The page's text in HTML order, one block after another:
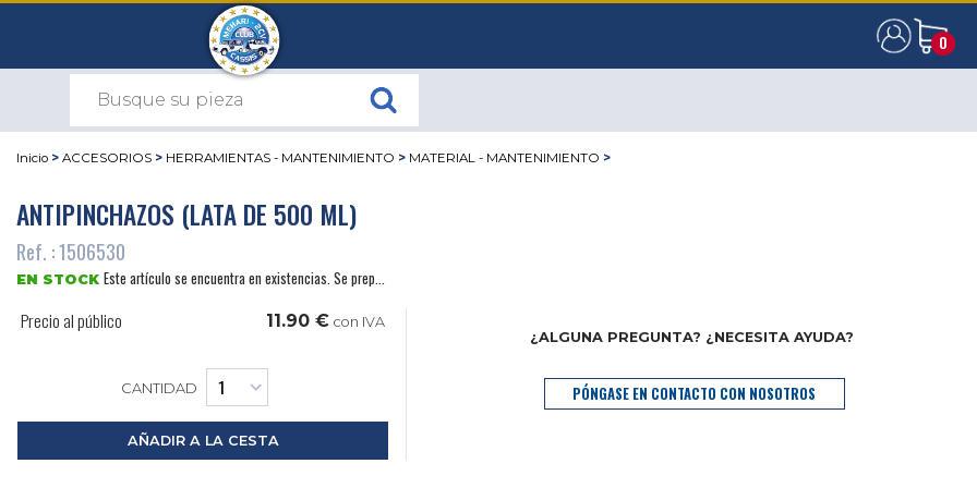
0
0
Inicio > ACCESORIOS > HERRAMIENTAS - MANTENIMIENTO > MATERIAL - MANTENIMIENTO >
ANTIPINCHAZOS (LATA DE 500 ML)
Ref. : 1506530
EN STOCK Este artículo se encuentra en existencias. Se prep...
Precio al público 11.90 € con IVA
CANTIDAD
AÑADIR A LA CESTA
¿ALGUNA PREGUNTA? ¿NECESITA AYUDA?
PÓNGASE EN CONTACTO CON NOSOTROS